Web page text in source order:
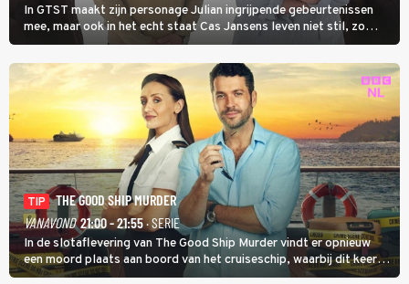
In GTST maakt zijn personage Julian ingrijpende gebeurtenissen
mee, maar ook in het echt staat Cas Jansens leven niet stil, zo
vertelt hij in Adieu! Volgende Kaart.
TIP
THE GOOD SHIP MURDER
VANAVOND 21:00 - 21:55· SERIE
In de slotaflevering van The Good Ship Murder vindt er opnieuw
een moord plaats aan boord van het cruiseschip, waarbij dit keer
een bemanningslid het slachtoffer is en kapitein Marlowe de dader